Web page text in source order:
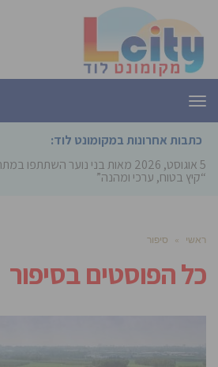
תפריט
כתבות אחרונות במקומונט לוד:
5 אוגוסט, 2026
מאות בני נוער השתתפו
“קיץ בטוח, ערכי ומהנה”
ראשי » סיפור
כל הפוסטים בסיפור